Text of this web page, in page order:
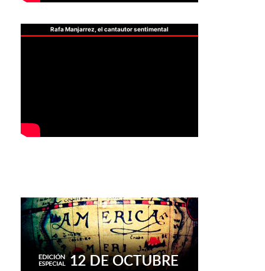
Rafa Manjarrez, el cantautor sentimental